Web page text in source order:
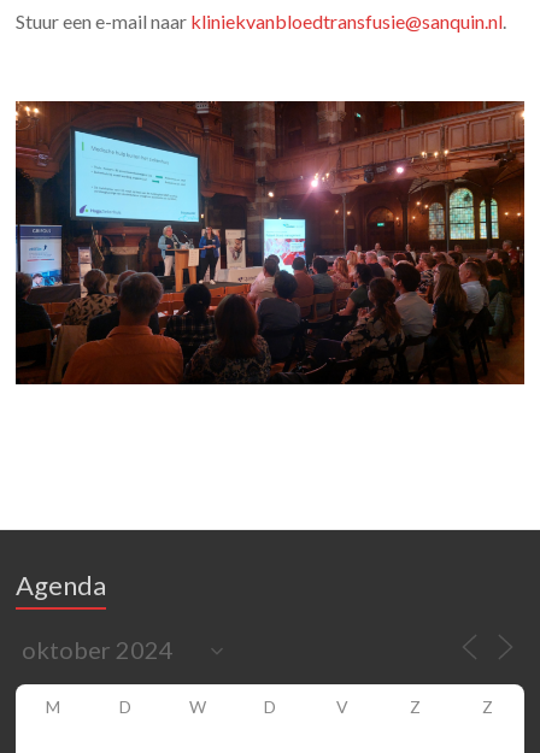
Stuur een e-mail naar kliniekvanbloedtransfusie@sanquin.nl.
Agenda
M D W D V Z Z